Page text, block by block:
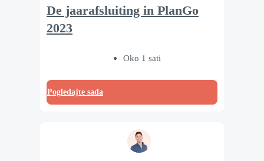
De jaarafsluiting in PlanGo
2023
Oko 1 sati
Pogledajte sada